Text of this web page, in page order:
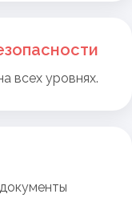
всех уровнях.